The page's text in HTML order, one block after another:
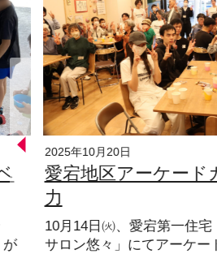
が
2025年10月20日
愛宕地区アーケード
力
10月14日㈫、愛宕第一住宅
サロン悠々」にてアーケー